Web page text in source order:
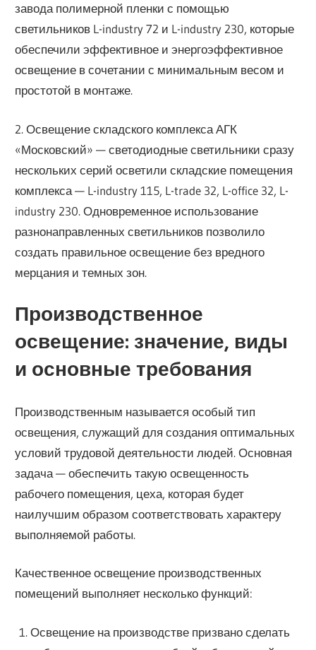
завода полимерной пленки с помощью
светильников L-industry 72 и L-industry 230, которые
обеспечили эффективное и энергоэффективное
освещение в сочетании с минимальным весом и
простотой в монтаже.
2. Освещение складского комплекса АГК
«Московский» — светодиодные светильники сразу
нескольких серий осветили складские помещения
комплекса — L-industry 115, L-trade 32, L-office 32, L-
industry 230. Одновременное использование
разнонаправленных светильников позволило
создать правильное освещение без вредного
мерцания и темных зон.
Производственное
освещение: значение, виды
и основные требования
Производственным называется особый тип
освещения, служащий для создания оптимальных
условий трудовой деятельности людей. Основная
задача — обеспечить такую освещенность
рабочего помещения, цеха, которая будет
наилучшим образом соответствовать характеру
выполняемой работы.
Качественное освещение производственных
помещений выполняет несколько функций:
Освещение на производстве призвано сделать